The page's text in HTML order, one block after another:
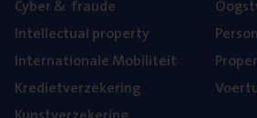
Cyber& fraude
Intel­lec­tu­al property
Inter­na­ti­o­na­le Mobiliteit
Kre­diet­ver­ze­ke­ring